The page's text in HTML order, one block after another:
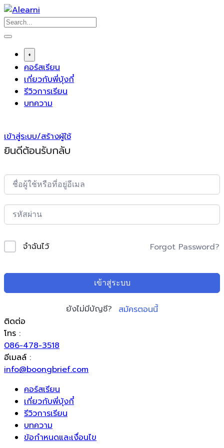
Skip
to
content
+
คอร์สเรียน
เกี่ยวกับพี่บุ้งกี๋
รีวิวการเรียน
บทความ
เข้าสู่ระบบ/สร้างผู้ใช้
ยินดีต้อนรับกลับ
จำฉันไว้ Forgot Password?
เข้าสู่ระบบ
ยังไม่มีบัญชี?
สมัครตอนนี้
ติดต่อ
โทร :
086-478-3518
อีเมลล์ :
info@boongbrief.com
คอร์สเรียน
เกี่ยวกับพี่บุ้งกี๋
รีวิวการเรียน
บทความ
ข้อกำหนดและเงื่อนไข